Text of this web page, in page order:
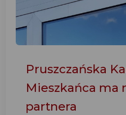
Pruszczańska
Mieszkańca ma
partnera